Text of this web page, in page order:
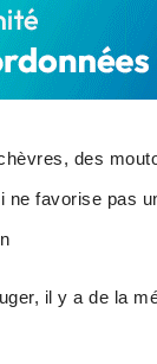
des
favorise pas
il y a de la